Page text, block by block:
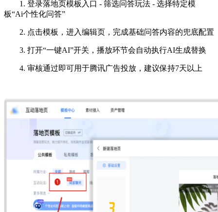
1. 登录落地页模板入口 - 筛选问答玩法 - 选择特定模
板“Ai个性化问答”
2. 点击模板，进入编辑页，完成基础问答内容的兜底配置
3. 打开“一键AI”开关，播放环节会自动执行AI生成替换
4. 审核通过即可用于腾讯广告投放，建议保持7天以上